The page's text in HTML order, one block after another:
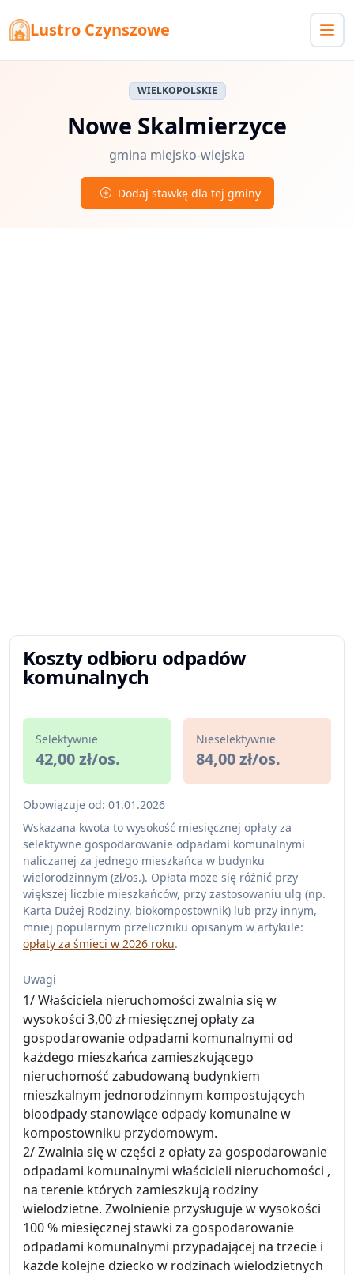
Lustro Czynszowe
WIELKOPOLSKIE
Nowe Skalmierzyce
gmina miejsko-wiejska
Dodaj stawkę dla tej gminy
Koszty odbioru odpadów
komunalnych
Selektywnie
42,00 zł/os.
Nieselektywnie
84,00 zł/os.
Obowiązuje od: 01.01.2026
Wskazana kwota to wysokość miesięcznej opłaty za
selektywne gospodarowanie odpadami komunalnymi
naliczanej za jednego mieszkańca w budynku
wielorodzinnym (zł/os.). Opłata może się różnić przy
większej liczbie mieszkańców, przy zastosowaniu ulg (np.
Karta Dużej Rodziny, biokompostownik) lub przy innym,
mniej popularnym przeliczniku opisanym w artykule:
opłaty za śmieci w 2026 roku.
Uwagi
1/ Właściciela nieruchomości zwalnia się w
wysokości 3,00 zł miesięcznej opłaty za
gospodarowanie odpadami komunalnymi od
każdego mieszkańca zamieszkującego
nieruchomość zabudowaną budynkiem
mieszkalnym jednorodzinnym kompostujących
bioodpady stanowiące odpady komunalne w
kompostowniku przydomowym.
2/ Zwalnia się w części z opłaty za gospodarowanie
odpadami komunalnymi właścicieli nieruchomości ,
na terenie których zamieszkują rodziny
wielodzietne. Zwolnienie przysługuje w wysokości
100 % miesięcznej stawki za gospodarowanie
odpadami komunalnymi przypadającej na trzecie i
każde kolejne dziecko w rodzinach wielodzietnych